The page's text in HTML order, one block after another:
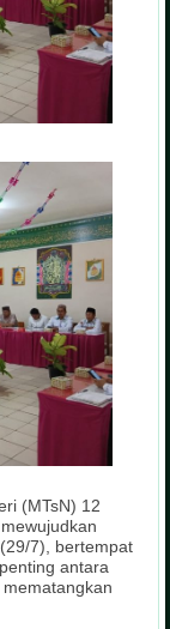
(MTsN) 12
7), bertempat
antara